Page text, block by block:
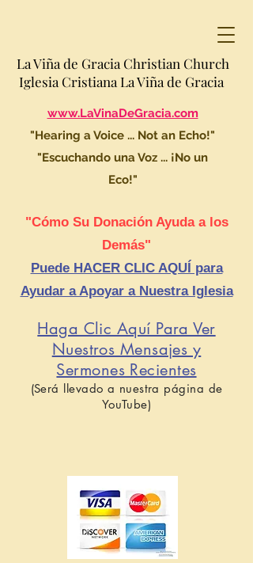
La Viña de Gracia Christian Church
Iglesia Cristiana La Viña de Gracia
www.LaVinaDeGracia.com
"Hearing a Voice ... Not an Echo!"
"Escuchando una Voz ... ¡No un
Eco!"
"Cómo Su Donación Ayuda a los
Demás"
Puede HACER CLIC AQUÍ para
Ayudar a Apoyar a Nuestra Iglesia
Haga Clic Aquí Para Ver
Nuestros Mensajes y
Sermones Recientes
(Será llevado a nuestra página de
YouTube)